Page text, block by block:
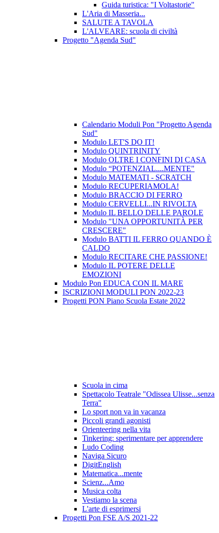
Guida turistica: "I Voltastorie"
L'Aria di Masseria...
SALUTE A TAVOLA
L'ALVEARE: scuola di civiltà
Progetto "Agenda Sud"
Calendario Moduli Pon "Progetto Agenda
Sud"
Modulo LET'S DO IT!
Modulo QUINTRINITY
Modulo OLTRE I CONFINI DI CASA
Modulo “POTENZIAL....MENTE"
Modulo MATEMATI - SCRATCH
Modulo RECUPERIAMOLA!
Modulo BRACCIO DI FERRO
Modulo CERVELLI...IN RIVOLTA
Modulo IL BELLO DELLE PAROLE
Modulo "UNA OPPORTUNITÀ PER
CRESCERE"
Modulo BATTI IL FERRO QUANDO È
CALDO
Modulo RECITARE CHE PASSIONE!
Modulo IL POTERE DELLE
EMOZIONI
Modulo Pon EDUCA CON IL MARE
ISCRIZIONI MODULI PON 2022-23
Progetti PON Piano Scuola Estate 2022
Scuola in cima
Spettacolo Teatrale "Odissea Ulisse...senza
Terra"
Lo sport non va in vacanza
Piccoli grandi agonisti
Orienteering nella vita
Tinkering: sperimentare per apprendere
Ludo Coding
Naviga Sicuro
DigitEnglish
Matematica...mente
Scienz...Amo
Musica colta
Vestiamo la scena
L'arte di esprimersi
Progetti Pon FSE A/S 2021-22